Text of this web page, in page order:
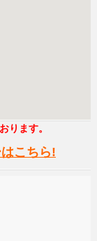
ります。
こちら!